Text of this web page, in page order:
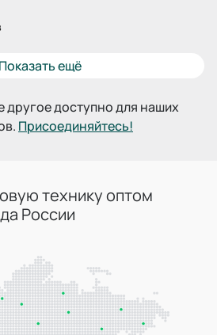
Показать ещё
другое доступно для наших
Присоединяйтесь!
технику оптом
России